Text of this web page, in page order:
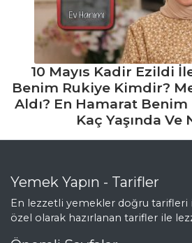
10 Mayıs Kadir Ezildi
Benim Rukiye Kimdir?
Aldı? En Hamarat
Kaç Yaşında Ve
Yemek Yapın - Tarifler
En lezzetli yemekler doğru tarifleri
özel olarak hazırlanan tarifler ile